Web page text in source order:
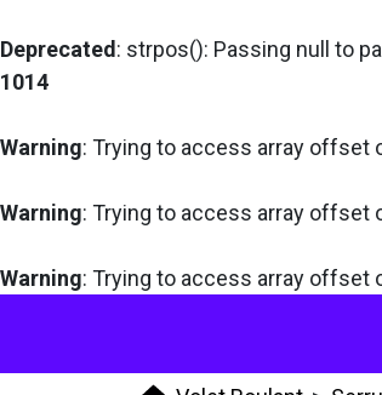
Deprecated : strpos(): Passing null to
1014
Warning: Trying to access array offset
Warning: Trying to access array offset
Warning: Trying to access array offset